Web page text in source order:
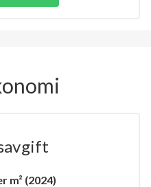
m² (2024)